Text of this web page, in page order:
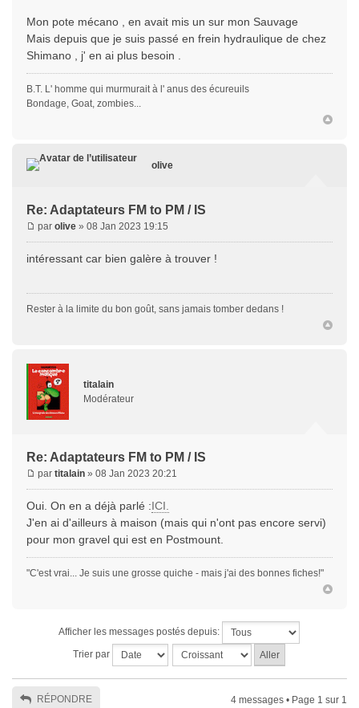
Mon pote mécano , en avait mis un sur mon Sauvage
Mais depuis que je suis passé en frein hydraulique de chez
Shimano , j' en ai plus besoin .
B.T. L' homme qui murmurait à l' anus des écureuils
Bondage, Goat, zombies...
olive
Re: Adaptateurs FM to PM / IS
par olive » 08 Jan 2023 19:15
intéressant car bien galère à trouver !
Rester à la limite du bon goût, sans jamais tomber dedans !
titalain
Modérateur
Re: Adaptateurs FM to PM / IS
par titalain » 08 Jan 2023 20:21
Oui. On en a déjà parlé :ICI.
J'en ai d'ailleurs à maison (mais qui n'ont pas encore servi)
pour mon gravel qui est en Postmount.
"C'est vrai... Je suis une grosse quiche - mais j'ai des bonnes fiches!"
Afficher les messages postés depuis:
Trier par
RÉPONDRE 4 messages • Page 1 sur 1